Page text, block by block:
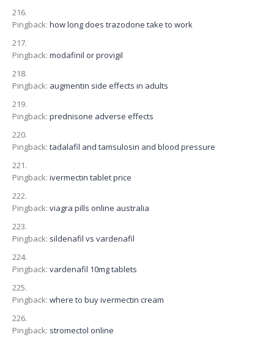
Pingback: how long does trazodone take to work
Pingback: modafinil or provigil
Pingback: augmentin side effects in adults
Pingback: prednisone adverse effects
Pingback: tadalafil and tamsulosin and blood pressure
Pingback: ivermectin tablet price
Pingback: viagra pills online australia
Pingback: sildenafil vs vardenafil
Pingback: vardenafil 10mg tablets
Pingback: where to buy ivermectin cream
Pingback: stromectol online